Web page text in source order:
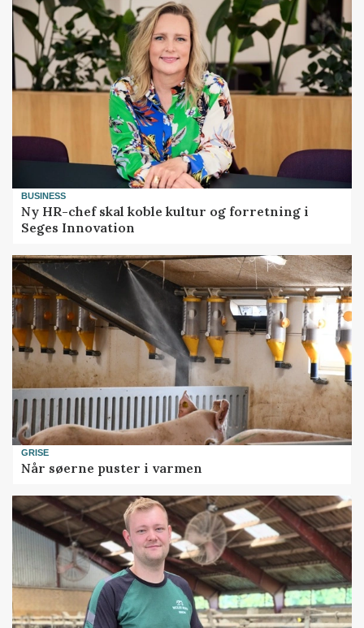
BUSINESS
Ny HR-chef skal koble kultur og forretning i
Seges Innovation
GRISE
Når søerne puster i varmen